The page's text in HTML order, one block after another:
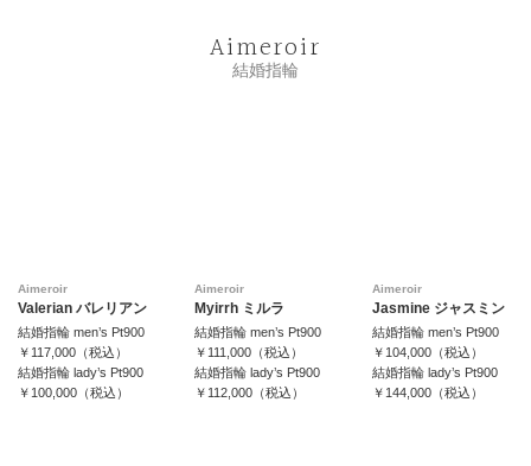
Aimeroir
結婚指輪
Aimeroir
Valerian バレリアン
結婚指輪 men’s Pt900
￥117,000（税込）
結婚指輪 lady’s Pt900
￥100,000（税込）
Aimeroir
Myirrh ミルラ
結婚指輪 men’s Pt900
￥111,000（税込）
結婚指輪 lady’s Pt900
￥112,000（税込）
Aimeroir
Jasmine ジャスミン
結婚指輪 men’s Pt900
￥104,000（税込）
結婚指輪 lady’s Pt900
￥144,000（税込）